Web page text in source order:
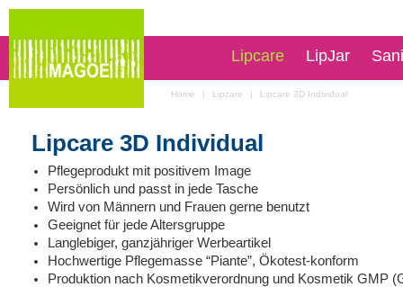
Lipcare LipJar
Home | Lipcare | Lipcare 3D Individual
Lipcare 3D Individual
Pflegeprodukt mit positivem Image
Persönlich und passt in jede Tasche
Wird von Männern und Frauen gerne benutzt
Geeignet für jede Altersgruppe
Langlebiger, ganzjähriger Werbeartikel
Hochwertige Pflegemasse “Piante”, Ökotest-konform
Produktion nach Kosmetikverordnung und Kosmetik GMP